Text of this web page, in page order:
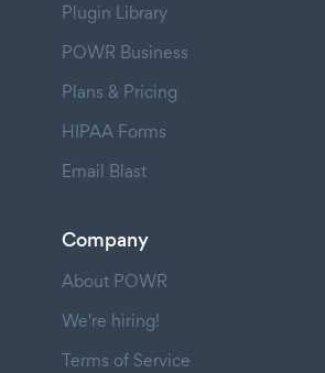
Plugin Library
POWR Business
Plans & Pricing
HIPAA Forms
Email Blast
Company
About POWR
We're hiring!
Terms of Service